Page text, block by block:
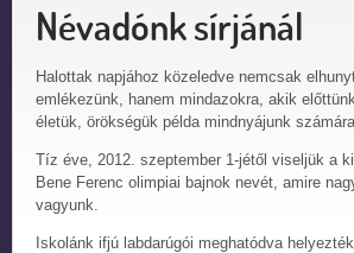
Névadónk sírjánál
Halottak napjához közeledve nemcsak
emlékezünk, hanem mindazokra, akik
életük, örökségük példa mindnyájunk
Tíz éve, 2012. szeptember 1-jétől viseljük a
Bene Ferenc olimpiai bajnok nevét, amire
vagyunk.
Iskolánk ifjú labdarúgói meghatódva